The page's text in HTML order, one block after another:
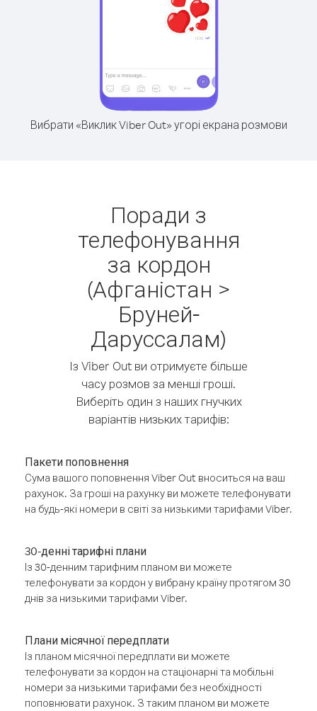
Вибрати «Виклик Viber Out» угорі екрана розмови
Поради з
телефонування
за кордон
(Афганістан >
Бруней-
Даруссалам)
Із Viber Out ви отримуєте більше
часу розмов за менші гроші.
Виберіть один з наших гнучких
варіантів низьких тарифів:
Пакети поповнення
Сума вашого поповнення Viber Out вноситься на ваш
рахунок. За гроші на рахунку ви можете телефонувати
на будь-які номери в світі за низькими тарифами Viber.
30-денні тарифні плани
Із 30-денним тарифним планом ви можете
телефонувати за кордон у вибрану країну протягом 30
днів за низькими тарифами Viber.
Плани місячної передплати
Із планом місячної передплати ви можете
телефонувати за кордон на стаціонарні та мобільні
номери за низькими тарифами без необхідності
поповнювати рахунок. З таким планом ви можете